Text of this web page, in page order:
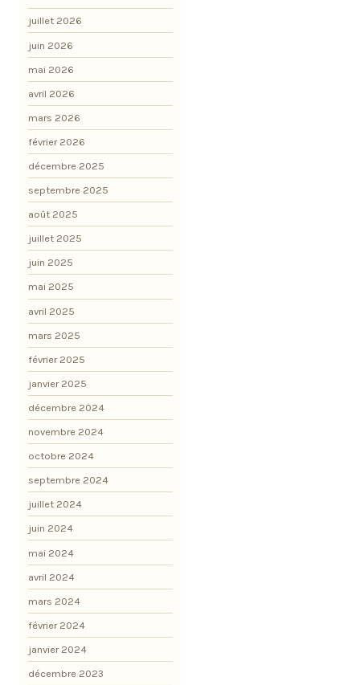
juillet 2026
juin 2026
mai 2026
avril 2026
mars 2026
février 2026
décembre 2025
septembre 2025
août 2025
juillet 2025
juin 2025
mai 2025
avril 2025
mars 2025
février 2025
janvier 2025
décembre 2024
novembre 2024
octobre 2024
septembre 2024
juillet 2024
juin 2024
mai 2024
avril 2024
mars 2024
février 2024
janvier 2024
décembre 2023